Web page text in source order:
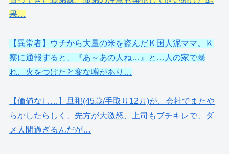
果…
【異常者】ウチから大量の米を盗んだＫ国人泥ママ。Ｋ
察に通報すると、『あ～あの人ね…』と…人の家で暴
れ、火をつけたと変な噂があり…
【価値なし…】旦那(45歳/手取り12万)が、会社でまたや
らかしたらしく、先方が大激怒、上司もブチキレで、ダ
メ人間過ぎるんだが…